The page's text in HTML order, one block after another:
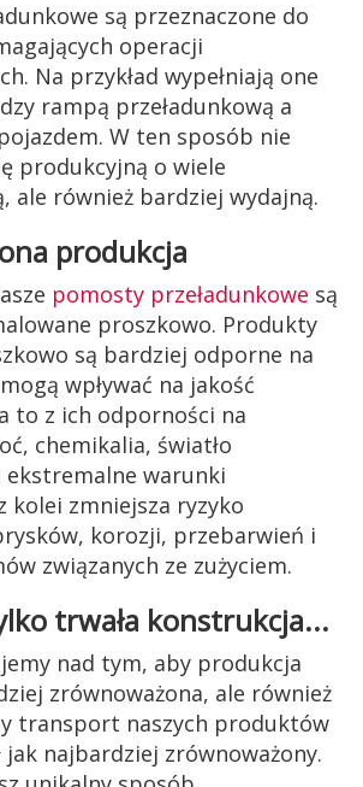
są przeznaczone do
operacji
Na przykład wypełniają one
rampą przeładunkową a
W ten sposób nie
produkcyjną o wiele
ale również bardziej wydajną.
produkcja
pomosty przeładunkowe są
proszkowo. Produkty
są bardziej odporne na
wpływać na jakość
to z ich odporności na
chemikalia, światło
warunki
kolei zmniejsza ryzyko
korozji, przebarwień i
związanych ze zużyciem.
trwała konstrukcja...
nad tym, aby produkcja
zrównoważona, ale również
transport naszych produktów
jak najbardziej zrównoważony.